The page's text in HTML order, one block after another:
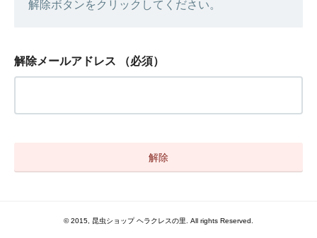
解除ボタンをクリックしてください。
解除メールアドレス （必須）
© 2015, 昆虫ショップ ヘラクレスの里. All rights Reserved.